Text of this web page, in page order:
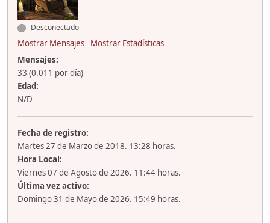
Desconectado
Mostrar Mensajes
Mostrar Estadísticas
Mensajes:
33 (0.011 por día)
Edad:
N/D
Fecha de registro:
Martes 27 de Marzo de 2018. 13:28 horas.
Hora Local:
Viernes 07 de Agosto de 2026. 11:44 horas.
Última vez activo:
Domingo 31 de Mayo de 2026. 15:49 horas.